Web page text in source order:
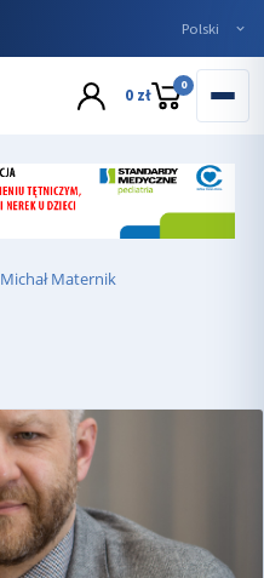
0 zł 0
Michał Maternik